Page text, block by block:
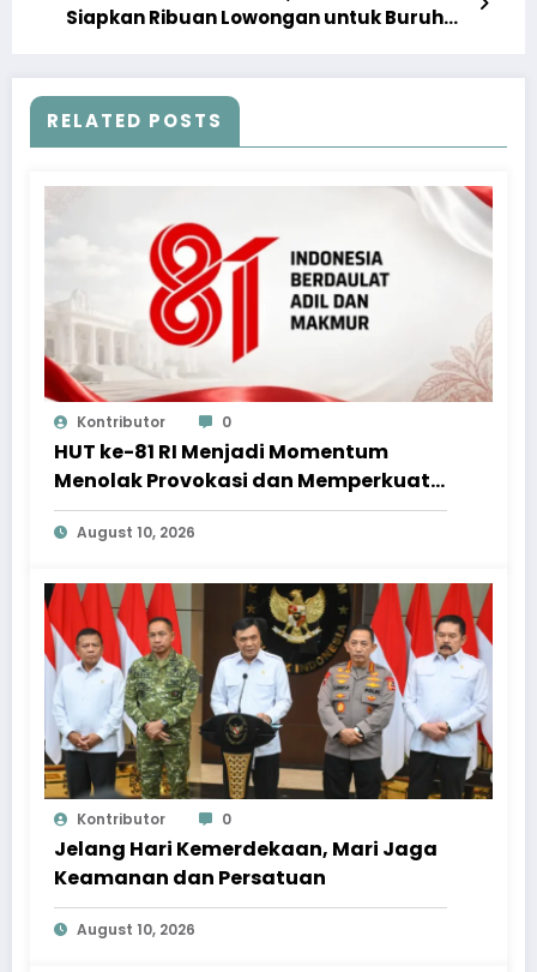
Siapkan Ribuan Lowongan untuk Buruh
RELATED POSTS
Kontributor 0
HUT ke-81 RI Menjadi Momentum
Menolak Provokasi dan Memperkuat
Persatuan
August 10, 2026
Kontributor 0
Jelang Hari Kemerdekaan, Mari Jaga
Keamanan dan Persatuan
August 10, 2026